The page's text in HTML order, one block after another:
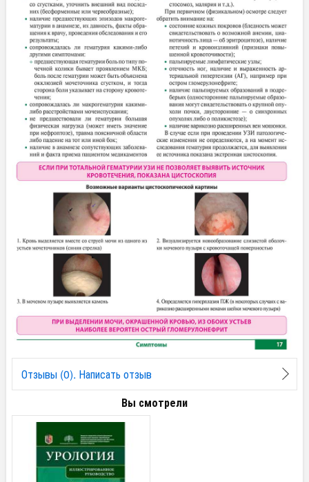
Отзывы (0). Написать отзыв
Вы смотрели